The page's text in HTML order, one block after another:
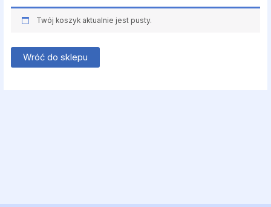
Twój koszyk aktualnie jest pusty.
Wróć do sklepu